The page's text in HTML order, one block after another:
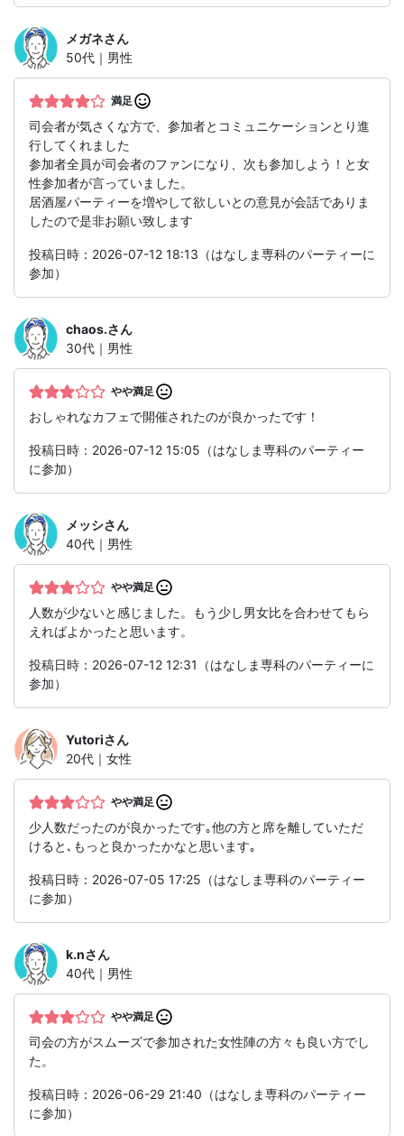
メガネさん
50代｜男性
満足
司会者が気さくな方で、参加者とコミュニケーションとり進
行してくれました
参加者全員が司会者のファンになり、次も参加しよう！と女
性参加者が言っていました。
居酒屋パーティーを増やして欲しいとの意見が会話でありま
したので是非お願い致します
投稿日時：2026-07-12 18:13（はなしま専科のパーティーに
参加）
chaos.さん
30代｜男性
やや満足
おしゃれなカフェで開催されたのが良かったです！
投稿日時：2026-07-12 15:05（はなしま専科のパーティー
に参加）
メッシさん
40代｜男性
やや満足
人数が少ないと感じました。もう少し男女比を合わせてもら
えればよかったと思います。
投稿日時：2026-07-12 12:31（はなしま専科のパーティーに
参加）
Yutoriさん
20代｜女性
やや満足
少人数だったのが良かったです｡他の方と席を離していただ
けると､もっと良かったかなと思います｡
投稿日時：2026-07-05 17:25（はなしま専科のパーティー
に参加）
k.nさん
40代｜男性
やや満足
司会の方がスムーズで参加された女性陣の方々も良い方でし
た。
投稿日時：2026-06-29 21:40（はなしま専科のパーティー
に参加）